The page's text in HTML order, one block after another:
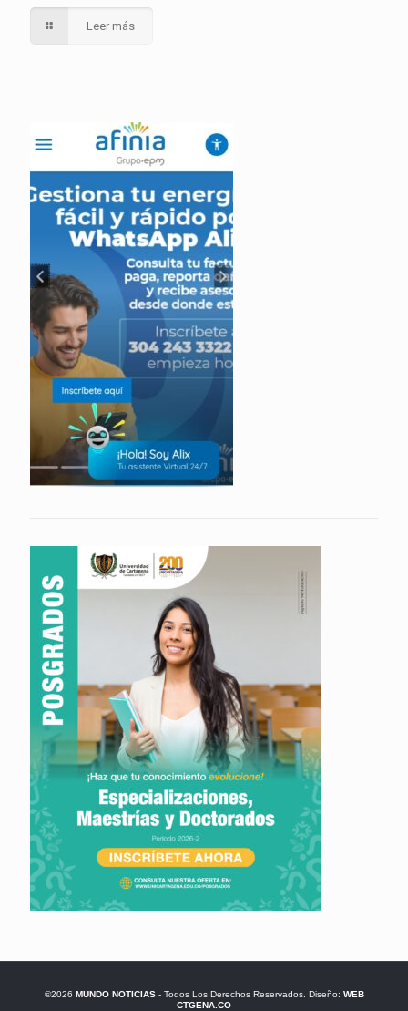
Leer más
©2026 MUNDO NOTICIAS- Todos Los Derechos Reservados. Diseño: WEB
CTGENA.CO